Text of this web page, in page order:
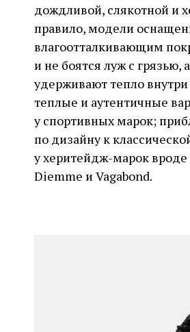
дождливой, слякотной и
правило, модели
влагоотталкивающим
и не боятся луж с грязью,
удерживают тепло
теплые и аутентичные
у спортивных марок;
по дизайну к
у херитейдж-марок вроде
Diemme и Vagabond.